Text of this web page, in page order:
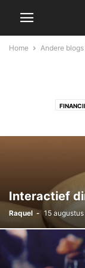
Home Andere blogs
Interactief
Raquel - 15